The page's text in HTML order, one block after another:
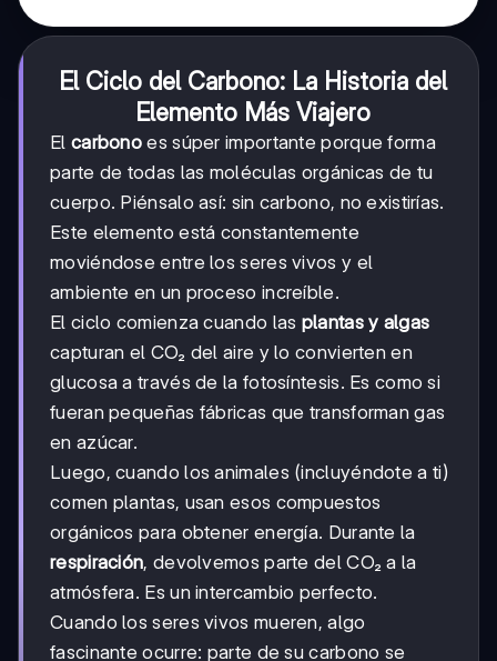
El Ciclo del Carbono: La Historia del
Elemento Más Viajero
El carbono es súper importante porque forma
parte de todas las moléculas orgánicas de tu
cuerpo. Piénsalo así: sin carbono, no existirías.
Este elemento está constantemente
moviéndose entre los seres vivos y el
ambiente en un proceso increíble.
El ciclo comienza cuando las plantas y algas
capturan el CO₂ del aire y lo convierten en
glucosa a través de la fotosíntesis. Es como si
fueran pequeñas fábricas que transforman gas
en azúcar.
Luego, cuando los animales (incluyéndote a ti)
comen plantas, usan esos compuestos
orgánicos para obtener energía. Durante la
respiración, devolvemos parte del CO₂ a la
atmósfera. Es un intercambio perfecto.
Cuando los seres vivos mueren, algo
fascinante ocurre: parte de su carbono se